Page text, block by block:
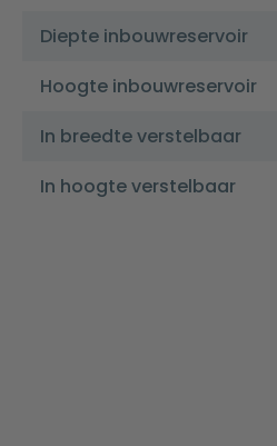
Diepte inbouwreservoir
Hoogte inbouwreservoir
In breedte verstelbaar
In hoogte verstelbaar